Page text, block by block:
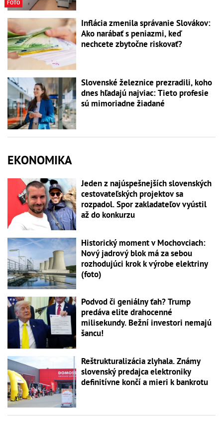
FOTO
Inflácia zmenila správanie Slovákov:
Ako narábať s peniazmi, keď
nechcete zbytočne riskovať?
Slovenské železnice prezradili, koho
dnes hľadajú najviac: Tieto profesie
sú mimoriadne žiadané
EKONOMIKA
Jeden z najúspešnejších slovenských
cestovateľských projektov sa
rozpadol. Spor zakladateľov vyústil
až do konkurzu
Historický moment v Mochovciach:
Nový jadrový blok má za sebou
rozhodujúci krok k výrobe elektriny
(foto)
Podvod či geniálny ťah? Trump
predáva elite drahocenné
milisekundy. Bežní investori nemajú
šancu!
Reštrukturalizácia zlyhala. Známy
slovenský predajca elektroniky
definitívne končí a mieri k bankrotu